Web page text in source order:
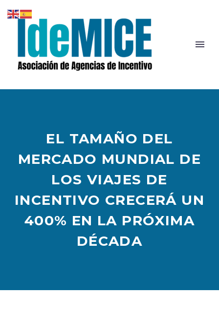
EL TAMAÑO DEL
MERCADO MUNDIAL DE
LOS VIAJES DE
INCENTIVO CRECERÁ UN
400% EN LA PRÓXIMA
DÉCADA